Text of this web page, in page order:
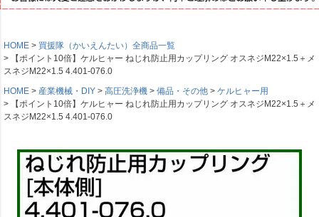
HOME
買援隊（かいえんたい）全商品一覧
【ポイント10倍】ケルヒャー ねじれ防止用カップリング オスネジM22×1.5＋メ
スネジM22×1.5 4.401-076.0
HOME
産業機械・DIY 高圧洗浄機 備品・その他
ケルヒャー用
【ポイント10倍】ケルヒャー ねじれ防止用カップリング オスネジM22×1.5＋メ
スネジM22×1.5 4.401-076.0